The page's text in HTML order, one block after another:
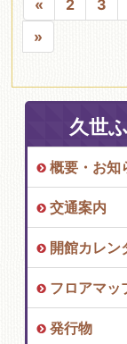
« 2 3
»
久世
概要・お知
交通案内
開館カレン
フロアマッ
発行物